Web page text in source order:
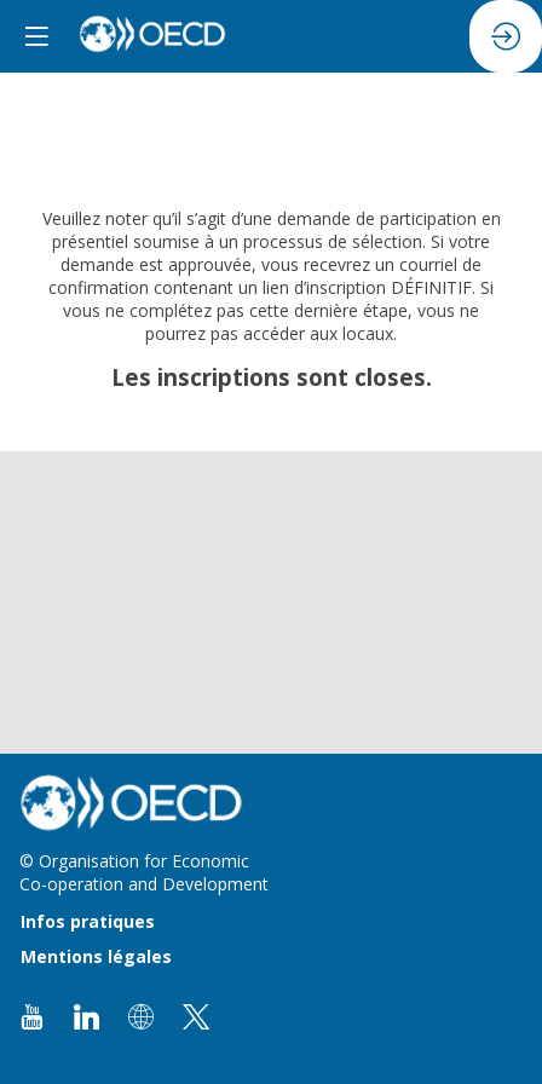
Veuillez noter qu’il s’agit d’une demande de participation en
présentiel soumise à un processus de sélection. Si votre
demande est approuvée, vous recevrez un courriel de
confirmation contenant un lien d’inscription DÉFINITIF. Si
vous ne complétez pas cette dernière étape, vous ne
pourrez pas accéder aux locaux.
Les inscriptions sont closes.
© Organisation for Economic
Co-operation and Development
Infos pratiques
Mentions légales